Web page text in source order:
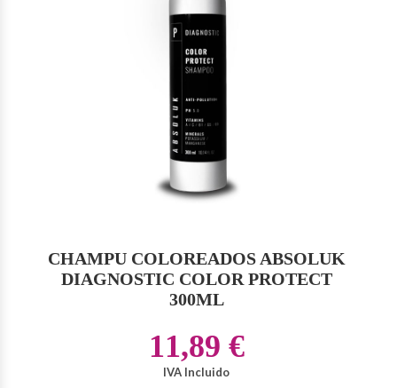
CHAMPU COLOREADOS ABSOLUK
DIAGNOSTIC COLOR PROTECT
300ML
11,89 €
IVA Incluido